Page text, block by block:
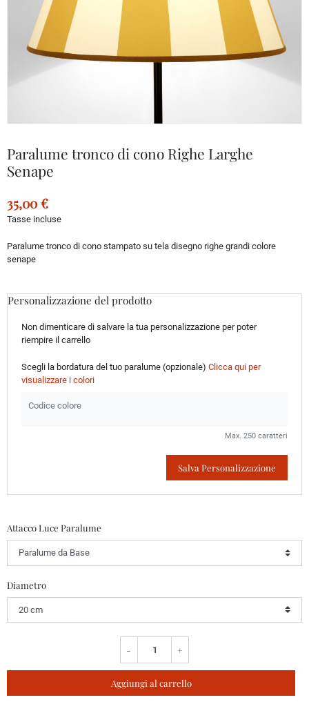
Paralume tronco di cono Righe Larghe
Senape
35,00 €
Tasse incluse
Paralume tronco di cono stampato su tela disegno righe grandi colore
senape
Personalizzazione del prodotto
Non dimenticare di salvare la tua personalizzazione per poter
riempire il carrello
Scegli la bordatura del tuo paralume (opzionale) Clicca qui per
visualizzare i colori
Max. 250 caratteri
Salva Personalizzazione
Attacco Luce Paralume
Diametro
- +
Aggiungi al carrello